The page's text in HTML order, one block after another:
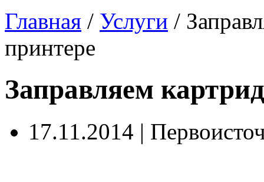
Главная / Услуги /
принтере
Заправляем
17.11.2014 |